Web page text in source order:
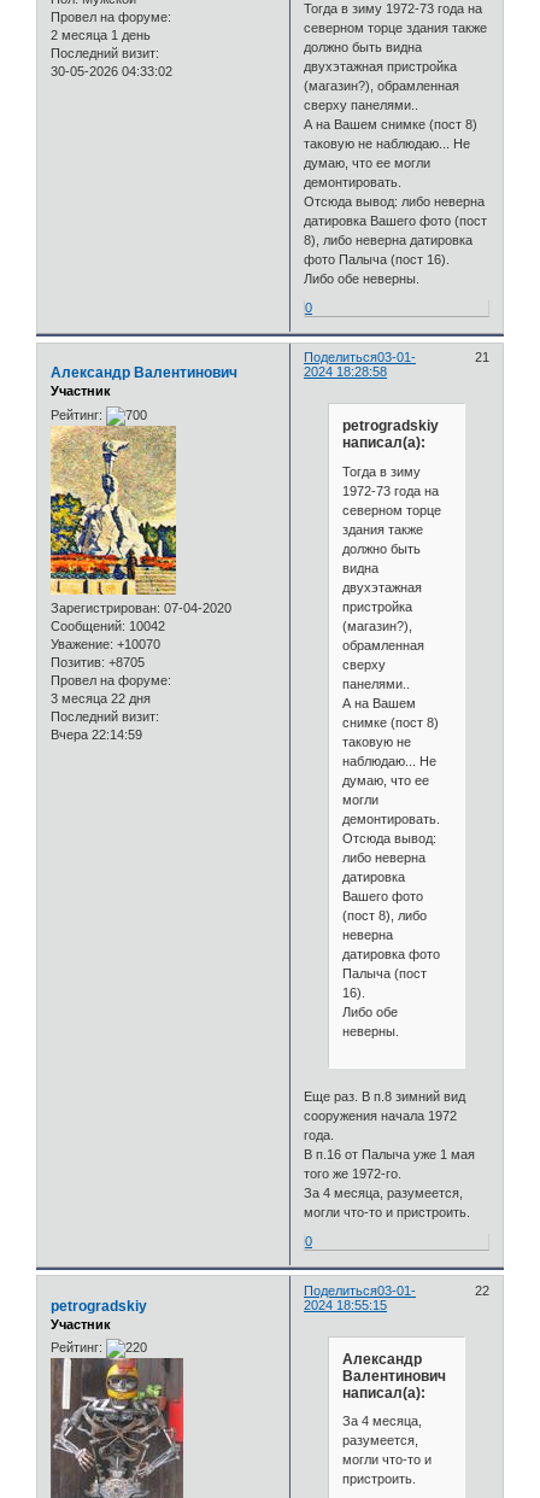
Провел на форуме:
2 месяца 1 день
Последний визит:
30-05-2026 04:33:02
Тогда в зиму 1972-73 года на
северном торце здания также
должно быть видна
двухэтажная пристройка
(магазин?), обрамленная
сверху панелями..
А на Вашем снимке (пост 8)
таковую не наблюдаю... Не
думаю, что ее могли
демонтировать.
Отсюда вывод: либо неверна
датировка Вашего фото (пост
8), либо неверна датировка
фото Палыча (пост 16).
Либо обе неверны.
0
Поделиться 21
03-01-
2024 18:28:58
Александр Валентинович
Участник
Рейтинг:
Зарегистрирован: 07-04-2020
Сообщений: 10042
Уважение: +10070
Позитив: +8705
Провел на форуме:
3 месяца 22 дня
Последний визит:
Вчера 22:14:59
petrogradskiy
написал(а):
Тогда в зиму
1972-73 года на
северном торце
здания также
должно быть
видна
двухэтажная
пристройка
(магазин?),
обрамленная
сверху
панелями..
А на Вашем
снимке (пост 8)
таковую не
наблюдаю... Не
думаю, что ее
могли
демонтировать.
Отсюда вывод:
либо неверна
датировка
Вашего фото
(пост 8), либо
неверна
датировка фото
Палыча (пост
16).
Либо обе
неверны.
Еще раз. В п.8 зимний вид
сооружения начала 1972
года.
В п.16 от Палыча уже 1 мая
того же 1972-го.
За 4 месяца, разумеется,
могли что-то и пристроить.
0
Поделиться 22
03-01-
2024 18:55:15
petrogradskiy
Участник
Рейтинг:
Александр
Валентинович
написал(а):
За 4 месяца,
разумеется,
могли что-то и
пристроить.